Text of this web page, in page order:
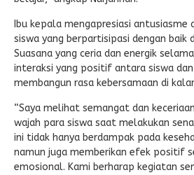
Ibu kepala mengapresiasi antusiasme
siswa yang berpartisipasi dengan baik
Suasana yang ceria dan energik
interaksi yang positif antara siswa
membangun rasa kebersamaan di
“Saya melihat semangat dan
wajah para siswa saat melakukan
ini tidak hanya berdampak pada
namun juga memberikan efek positif
emosional. Kami berharap kegiatan